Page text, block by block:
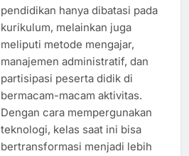
pendidikan hanya dibatasi pada
kurikulum, melainkan juga
meliputi metode mengajar,
manajemen administratif, dan
partisipasi peserta didik di
bermacam-macam aktivitas.
Dengan cara mempergunakan
teknologi, kelas saat ini bisa
bertransformasi menjadi lebih